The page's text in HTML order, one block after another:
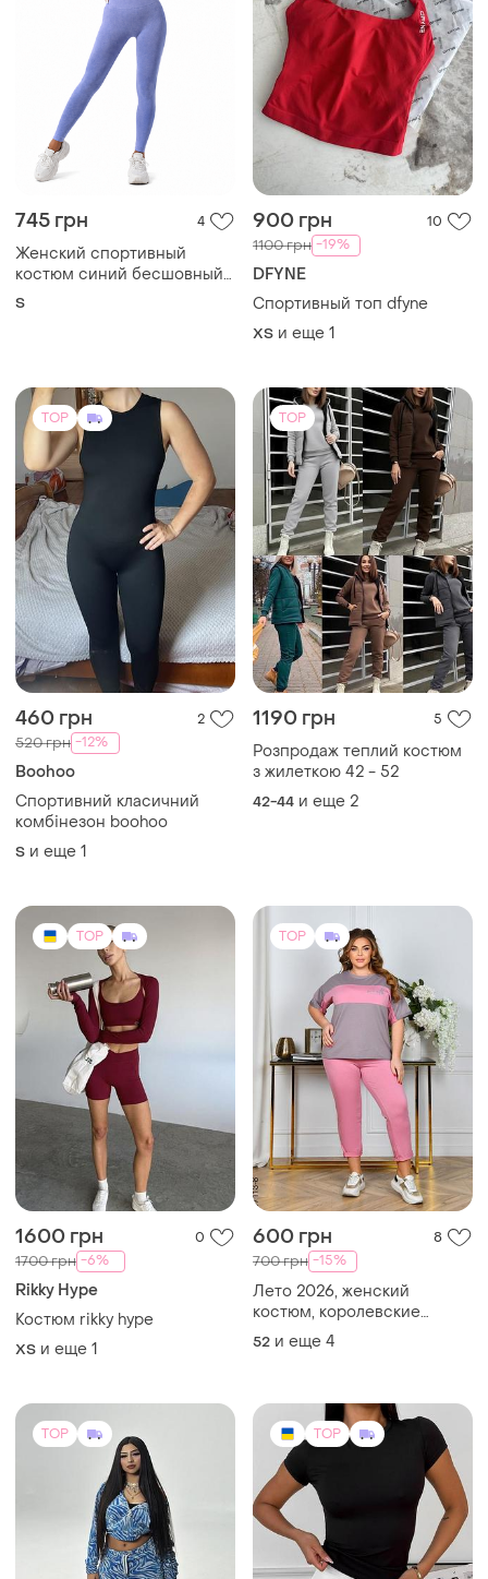
745 грн 4
Женский спортивный
костюм синий бесшовный
комплект топ бра леггинсы
S
900 грн 10
1100 грн -19%
DFYNE
Спортивный топ dfyne
ХS и еще 1
TOP
460 грн 2
520 грн -12%
Boohoo
Спортивний класичний
комбінезон boohoo
S и еще 1
TOP
1190 грн 5
Розпродаж теплий костюм
з жилеткою 42 - 52
42-44 и еще 2
TOP
1600 грн 0
1700 грн -6%
Rikky Hype
Костюм rikky hype
ХS и еще 1
TOP
600 грн 8
700 грн -15%
Лето 2026, женский
костюм, королевские
размеры
52 и еще 4
TOP TOP